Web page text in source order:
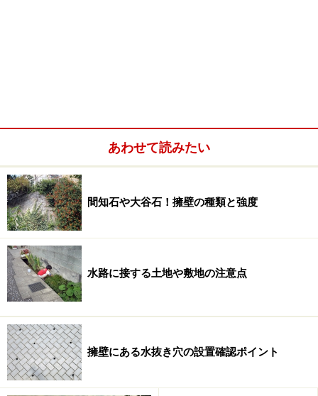
あわせて読みたい
間知石や大谷石！擁壁の種類と強度
水路に接する土地や敷地の注意点
擁壁にある水抜き穴の設置確認ポイント